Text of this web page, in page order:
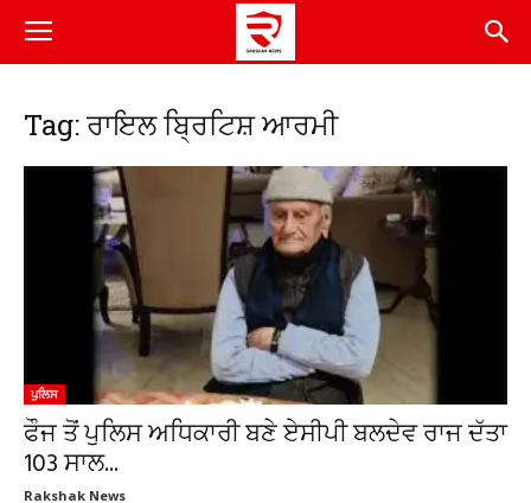
Tag: ਰਾਇਲ ਬ੍ਰਿਟਿਸ਼ ਆਰਮੀ
ਪੁਲਿਸ
ਫੌਜ ਤੋਂ ਪੁਲਿਸ ਅਧਿਕਾਰੀ ਬਣੇ ਏਸੀਪੀ ਬਲਦੇਵ ਰਾਜ ਦੱਤਾ
103 ਸਾਲ...
Rakshak News